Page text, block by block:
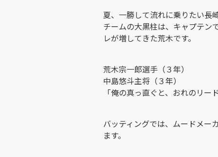
夏、一勝して流れに乗りたい長
チームの大黒柱は、キャプテン
レが増してきた荒木です。
荒木宗一郎選手（３年）
中島悠斗主将（３年）
「俺の真っ直ぐと、おれのリー
バッティングでは、ムードメー
ます。